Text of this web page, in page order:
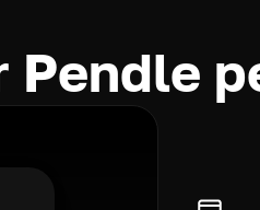
Pendle